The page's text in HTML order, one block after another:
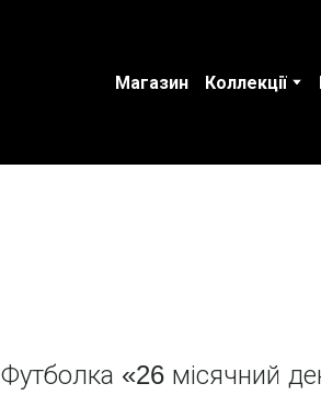
Магазин Коллекції
Футболка «26 місячний